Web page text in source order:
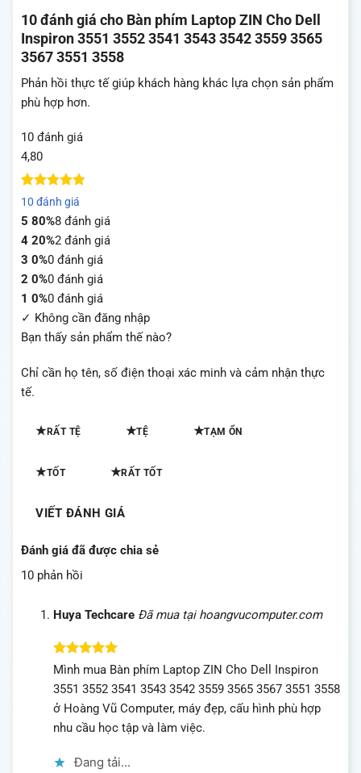
10 đánh giá cho Bàn phím Laptop ZIN Cho Dell
Inspiron 3551 3552 3541 3543 3542 3559 3565
3567 3551 3558
Phản hồi thực tế giúp khách hàng khác lựa chọn sản phẩm
phù hợp hơn.
10 đánh giá
4,80
4.8trên 5
dựa trên
10
đánh giá
10 đánh giá
5 80%8 đánh giá
4 20%2 đánh giá
3 0%0 đánh giá
2 0%0 đánh giá
1 0%0 đánh giá
✓ Không cần đăng nhập
Bạn thấy sản phẩm thế nào?
Chỉ cần họ tên, số điện thoại xác minh và cảm nhận thực
tế.
★RẤT TỆ ★TỆ ★TẠM ỔN
★TỐT ★RẤT TỐT
VIẾT ĐÁNH GIÁ
Đánh giá đã được chia sẻ
10 phản hồi
Huya Techcare Đã mua tại hoangvucomputer.com
Được xếp
sao
Mình mua Bàn phím Laptop ZIN Cho Dell Inspiron
3551 3552 3541 3543 3542 3559 3565 3567 3551 3558
ở Hoàng Vũ Computer, máy đẹp, cấu hình phù hợp
nhu cầu học tập và làm việc.
Đang tải...